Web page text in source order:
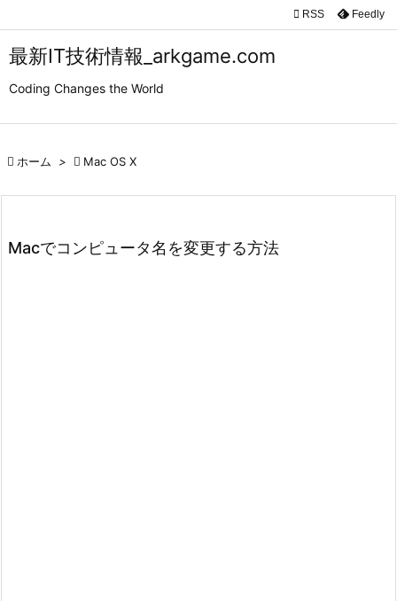
最新IT技術情報_arkgame.com
Coding Changes the World


 RSS Feedly
 ホーム >  Mac OS X
Macでコンピュータ名を変更する方法